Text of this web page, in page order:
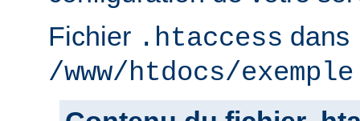
Fichier .htaccess dans
/www/htdocs/exemple